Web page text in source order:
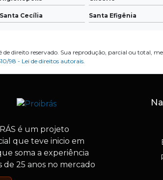
Santa Cecília Santa Efigênia
de direito reservado. Sua reprodução, parcial ou total,
98 - Lei de direitos autorais.
é um projeto
que teve inicio em
soma a experiência
de 25 anos no mercado